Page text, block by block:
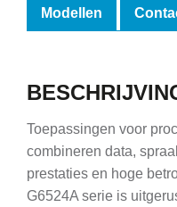
Modellen
Toepassingen voor
combineren data,
prestaties en hoge
G6524A serie is